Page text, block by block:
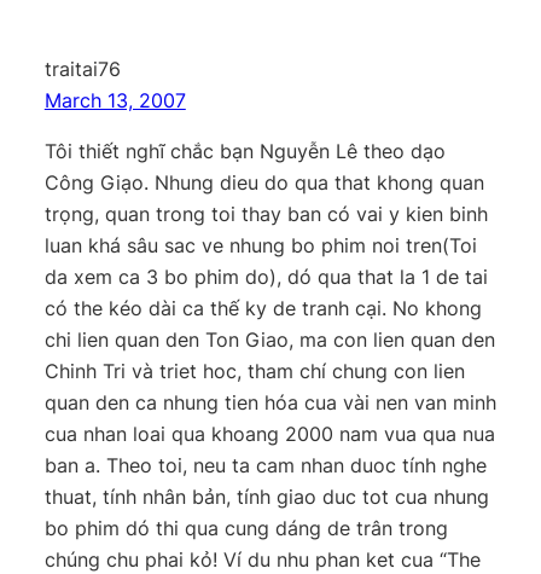
traitai76
March 13, 2007
Tôi thiết nghĩ chắc bạn Nguyễn Lê theo dạo
Công Giạo. Nhung dieu do qua that khong quan
trọng, quan trong toi thay ban có vai y kien binh
luan khá sâu sac ve nhung bo phim noi tren(Toi
da xem ca 3 bo phim do), dó qua that la 1 de tai
có the kéo dài ca thế ky de tranh cại. No khong
chi lien quan den Ton Giao, ma con lien quan den
Chinh Tri và triet hoc, tham chí chung con lien
quan den ca nhung tien hóa cua vài nen van minh
cua nhan loai qua khoang 2000 nam vua qua nua
ban a. Theo toi, neu ta cam nhan duoc tính nghe
thuat, tính nhân bản, tính giao duc tot cua nhung
bo phim dó thi qua cung dáng de trân trong
chúng chu phai kỏ! Ví du nhu phan ket cua “The